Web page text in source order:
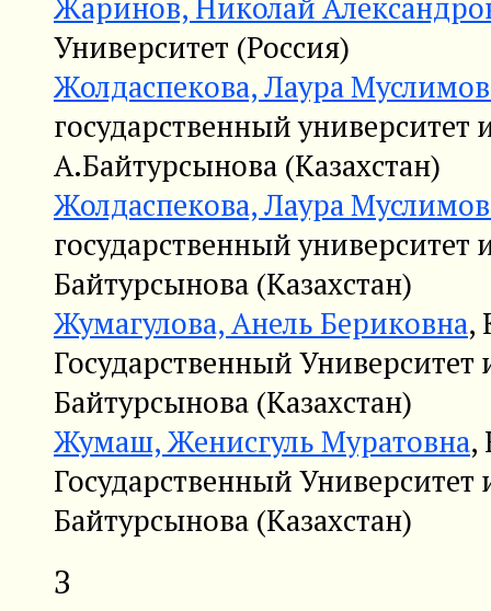
Жаринов, Николай
Университет (Россия)
Жолдаспекова, Лаура
государственный университет
А.Байтурсынова (Казахстан)
Жолдаспекова, Лаура
государственный университет
Байтурсынова (Казахстан)
Жумагулова, Анель Бериковна,
Государственный
Байтурсынова (Казахстан)
Жумаш, Женисгуль Муратовна,
Государственный
Байтурсынова (Казахстан)
З